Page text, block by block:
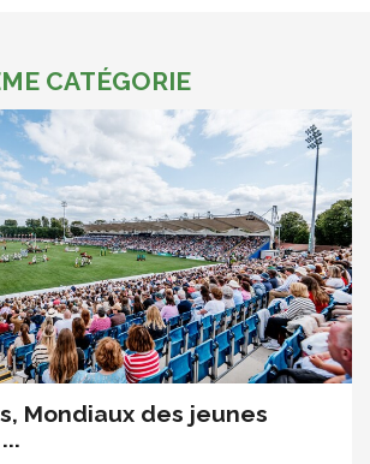
CATÉGORIE
Mondiaux des jeunes